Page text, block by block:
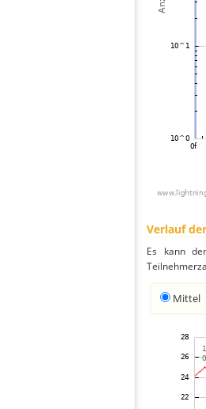
Verlauf
Es kann
Mittel